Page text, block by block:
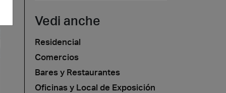
Mármol
Garden
Bares y Restaurantes
Bolero Restaurant
Naklo
Vedi anche
Residencial
Comercios
Bares y Restaurantes
Oficinas y Local de Exposición